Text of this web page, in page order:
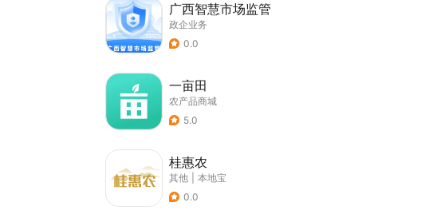
广西智慧市场监管
政企业务
0.0
一亩田
农产品商城
5.0
桂惠农
其他
本地宝
0.0